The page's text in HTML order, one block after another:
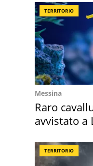
TERRITORIO
Messina
Raro
avvistato a
TERRITORIO